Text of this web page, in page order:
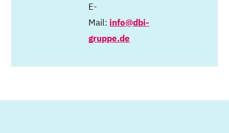
E-
Mail: info@dbi-
gruppe.de